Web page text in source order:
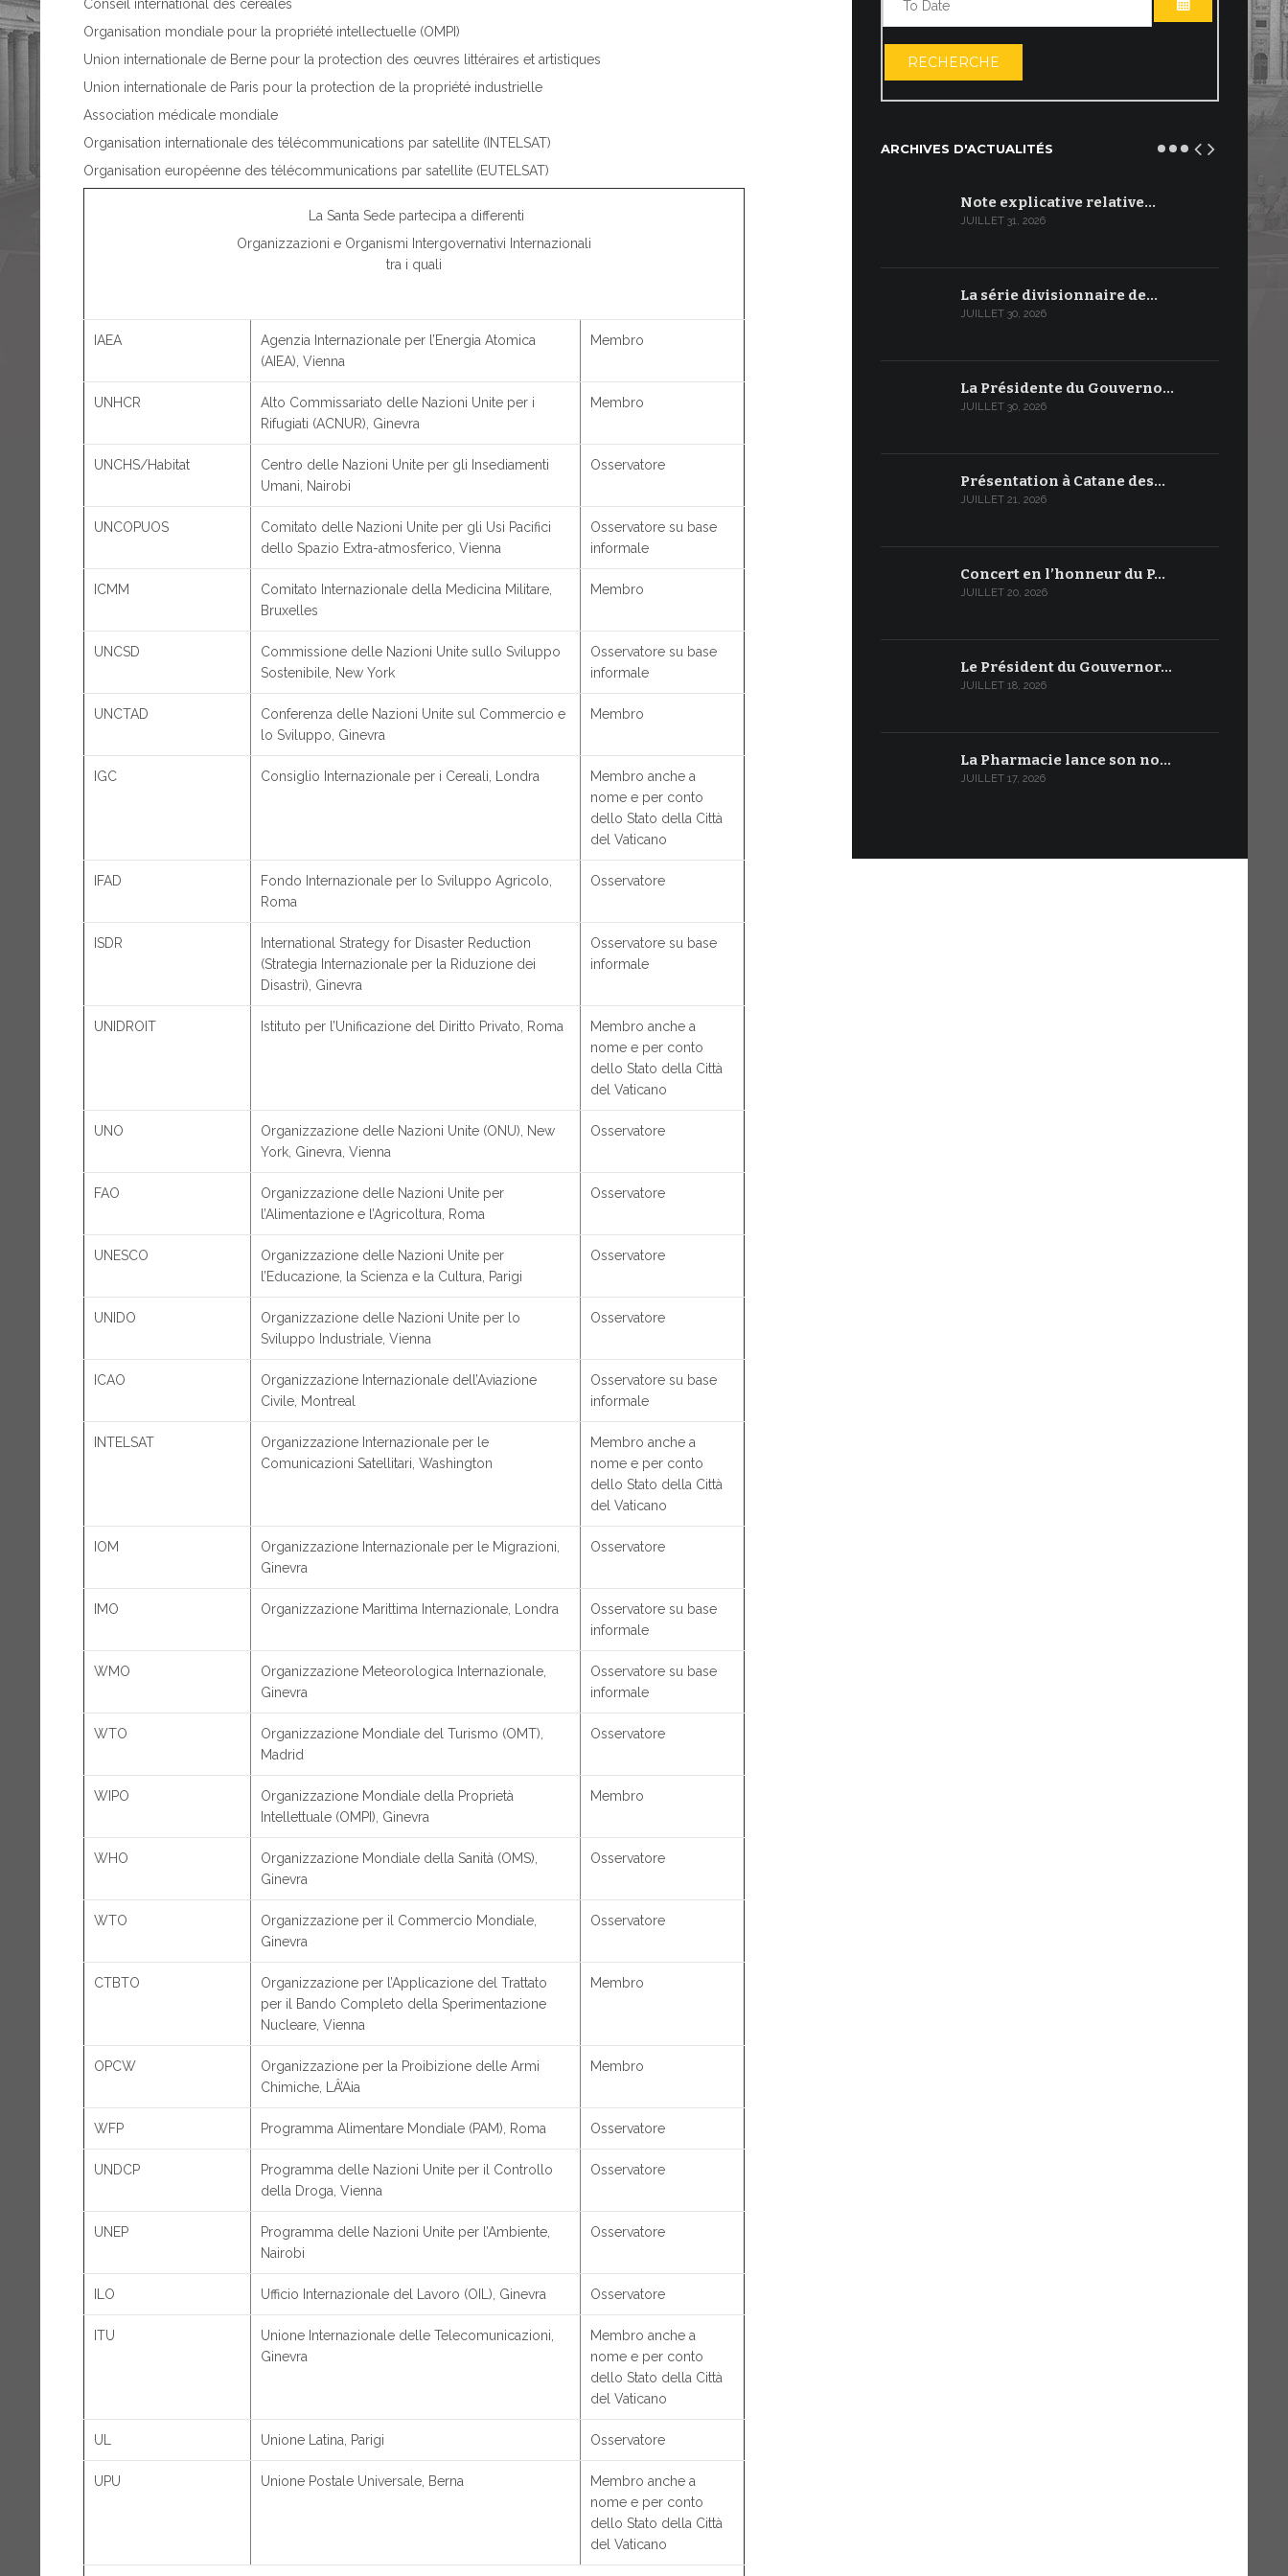
Conseil international des céréales
Organisation mondiale pour la propriété intellectuelle (OMPI)
Union internationale de Berne pour la protection des œuvres littéraires et artistiques
Union internationale de Paris pour la protection de la propriété industrielle
Association médicale mondiale
Organisation internationale des télécommunications par satellite (INTELSAT)
Organisation européenne des télécommunications par satellite (EUTELSAT)
La Santa Sede partecipa a differenti
Organizzazioni e Organismi Intergovernativi Internazionali
tra i quali
IAEA
Agenzia Internazionale per l’Energia Atomica
(AIEA), Vienna
Membro
UNHCR
Alto Commissariato delle Nazioni Unite per i
Rifugiati (ACNUR), Ginevra
Membro
UNCHS/Habitat
Centro delle Nazioni Unite per gli Insediamenti
Umani, Nairobi
Osservatore
UNCOPUOS
Comitato delle Nazioni Unite per gli Usi Pacifici
dello Spazio Extra-atmosferico, Vienna
Osservatore su base
informale
ICMM
Comitato Internazionale della Medicina Militare,
Bruxelles
Membro
UNCSD
Commissione delle Nazioni Unite sullo Sviluppo
Sostenibile, New York
Osservatore su base
informale
UNCTAD
Conferenza delle Nazioni Unite sul Commercio e
lo Sviluppo, Ginevra
Membro
IGC Consiglio Internazionale per i Cereali, Londra
Membro anche a
nome e per conto
dello Stato della Città
del Vaticano
IFAD
Fondo Internazionale per lo Sviluppo Agricolo,
Roma
Osservatore
ISDR
International Strategy for Disaster Reduction
(Strategia Internazionale per la Riduzione dei
Disastri), Ginevra
Osservatore su base
informale
UNIDROIT Istituto per l’Unificazione del Diritto Privato, Roma
Membro anche a
nome e per conto
dello Stato della Città
del Vaticano
UNO
Organizzazione delle Nazioni Unite (ONU), New
York, Ginevra, Vienna
Osservatore
FAO
Organizzazione delle Nazioni Unite per
l’Alimentazione e l’Agricoltura, Roma
Osservatore
UNESCO
Organizzazione delle Nazioni Unite per
l’Educazione, la Scienza e la Cultura, Parigi
Osservatore
UNIDO
Organizzazione delle Nazioni Unite per lo
Sviluppo Industriale, Vienna
Osservatore
ICAO
Organizzazione Internazionale dell’Aviazione
Civile, Montreal
Osservatore su base
informale
INTELSAT
Organizzazione Internazionale per le
Comunicazioni Satellitari, Washington
Membro anche a
nome e per conto
dello Stato della Città
del Vaticano
IOM
Organizzazione Internazionale per le Migrazioni,
Ginevra
Osservatore
IMO Organizzazione Marittima Internazionale, Londra
Osservatore su base
informale
WMO
Organizzazione Meteorologica Internazionale,
Ginevra
Osservatore su base
informale
WTO
Organizzazione Mondiale del Turismo (OMT),
Madrid
Osservatore
WIPO
Organizzazione Mondiale della Proprietà
Intellettuale (OMPI), Ginevra
Membro
WHO
Organizzazione Mondiale della Sanità (OMS),
Ginevra
Osservatore
WTO
Organizzazione per il Commercio Mondiale,
Ginevra
Osservatore
CTBTO
Organizzazione per l’Applicazione del Trattato
per il Bando Completo della Sperimentazione
Nucleare, Vienna
Membro
OPCW
Organizzazione per la Proibizione delle Armi
Chimiche, LÂ’Aia
Membro
WFP Programma Alimentare Mondiale (PAM), Roma Osservatore
UNDCP
Programma delle Nazioni Unite per il Controllo
della Droga, Vienna
Osservatore
UNEP
Programma delle Nazioni Unite per l’Ambiente,
Nairobi
Osservatore
ILO Ufficio Internazionale del Lavoro (OIL), Ginevra Osservatore
ITU
Unione Internazionale delle Telecomunicazioni,
Ginevra
Membro anche a
nome e per conto
dello Stato della Città
del Vaticano
UL Unione Latina, Parigi Osservatore
UPU Unione Postale Universale, Berna
Membro anche a
nome e per conto
dello Stato della Città
del Vaticano
OUVRIR LE
RECHERCHE
ARCHIVES D'ACTUALITÉS
Note explicative relative…
JUILLET 31, 2026
La série divisionnaire de…
JUILLET 30, 2026
La Présidente du Gouverno…
JUILLET 30, 2026
Présentation à Catane des…
JUILLET 21, 2026
Concert en l’honneur du P…
JUILLET 20, 2026
Le Président du Gouvernor…
JUILLET 18, 2026
La Pharmacie lance son no…
JUILLET 17, 2026